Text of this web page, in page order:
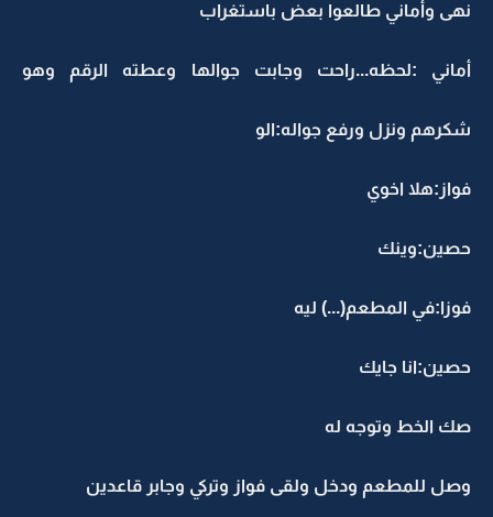
نهى وأماني طالعوا بعض باستغراب
أماني :لحظه...راحت وجابت جوالها وعطته الرقم وهو
شكرهم ونزل ورفع جواله:الو
فواز:هلا اخوي
حصين:وينك
فوزا:في المطعم(...) ليه
حصين:انا جايك
صك الخط وتوجه له
وصل للمطعم ودخل ولقى فواز وتركي وجابر قاعدين